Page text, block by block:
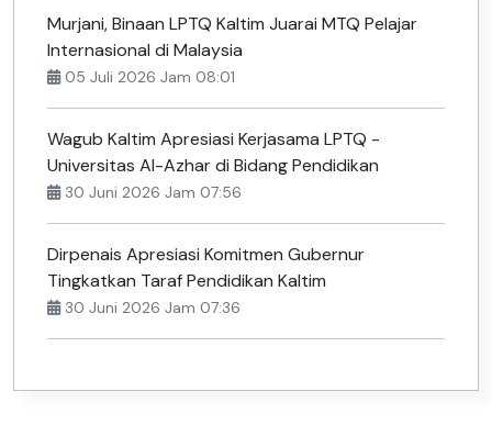
Murjani, Binaan LPTQ Kaltim Juarai MTQ Pelajar
Internasional di Malaysia
05 Juli 2026 Jam 08:01
Wagub Kaltim Apresiasi Kerjasama LPTQ -
Universitas Al-Azhar di Bidang Pendidikan
30 Juni 2026 Jam 07:56
Dirpenais Apresiasi Komitmen Gubernur
Tingkatkan Taraf Pendidikan Kaltim
30 Juni 2026 Jam 07:36